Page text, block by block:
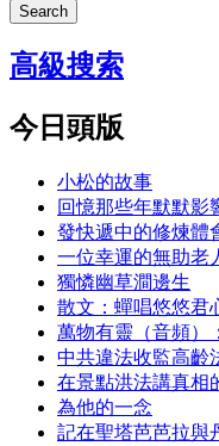
Search
高級搜索
今日頭版
小松的故事
回憶那些年默默影
發快遞中的修煉體
一位幸運的無助老
獨憐幽草澗邊生
散文：蟬唱悠悠君
萬物有靈（音頻）
中共違法收監高齡
在景點洪法講真相
為他的一念
記在聖塔芭芭拉與